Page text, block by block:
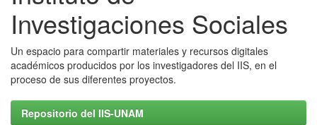
Investigaciones Sociales
Un espacio para compartir materiales y recursos digitales
académicos producidos por los investigadores del IIS, en el
proceso de sus diferentes proyectos.
Repositorio del IIS-UNAM